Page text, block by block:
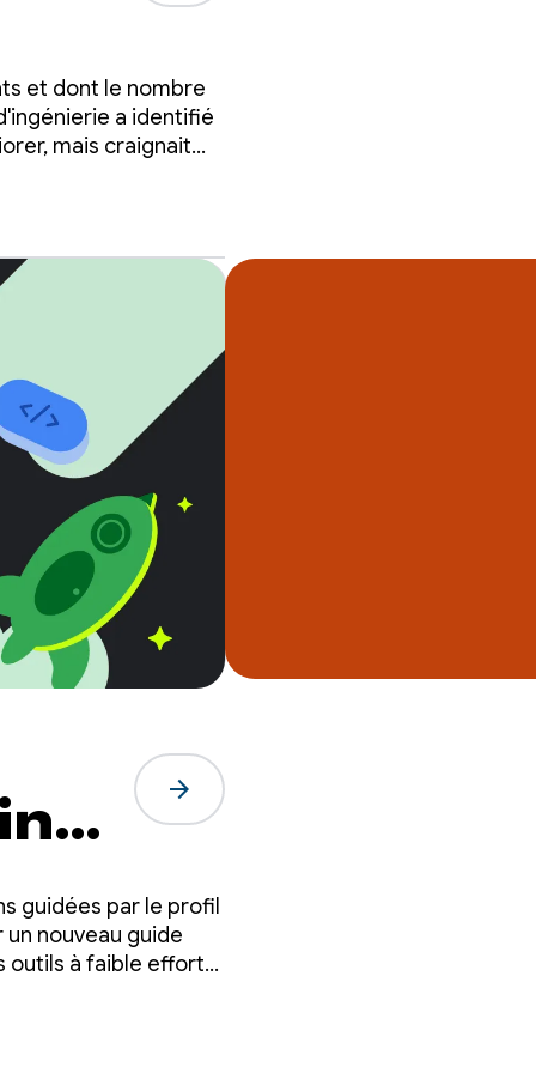
à
et dont le nombre
a identifié
mais craignait
arrow_forward
guidées par le profil
nouveau guide
outils à faible effort